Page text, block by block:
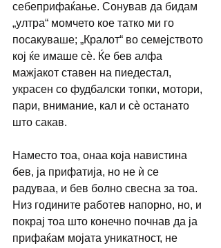
себеприфаќање. Сонував да бидам
„ултра“ момчето кое татко ми го
посакуваше; „Кралот“ во семејството
кој ќе имаше сѐ. Ќе бев алфа
мажјакот ставен на пиедестал,
украсен со фудбалски топки, мотори,
пари, внимание, кал и сѐ останато
што сакав.
Наместо тоа, онаа која навистина
бев, ја прифатија, но не ѝ се
радуваа, и бев болно свесна за тоа.
Низ годините работев напорно, но, и
покрај тоа што конечно почнав да ја
прифаќам мојата уникатност, не